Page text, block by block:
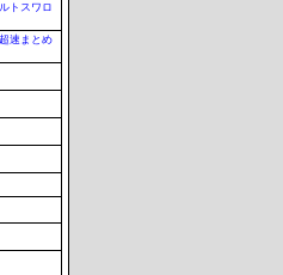
トスワロ
速まとめ